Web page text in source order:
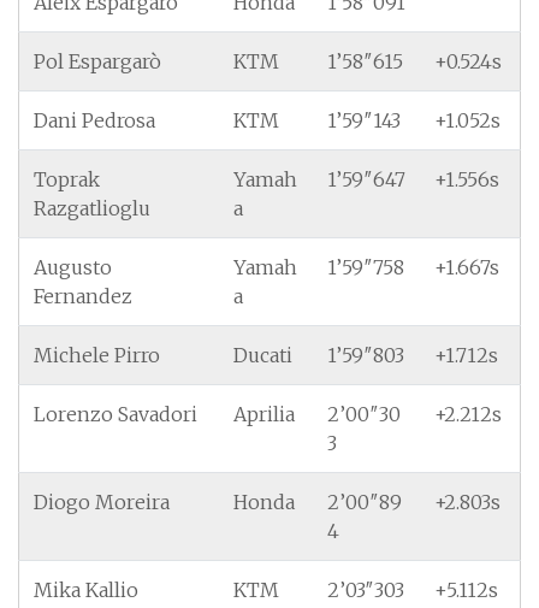
Pol Espargarò KTM 1’58″615 +0.524s
Dani Pedrosa KTM 1’59″143 +1.052s
Toprak
Razgatlioglu
Yamah
a
1’59″647 +1.556s
Augusto
Fernandez
Yamah
a
1’59″758 +1.667s
Michele Pirro Ducati 1’59″803 +1.712s
Lorenzo Savadori Aprilia
2’00″30
3
+2.212s
Diogo Moreira Honda
2’00″89
4
+2.803s
Mika Kallio KTM 2’03″303 +5.112s